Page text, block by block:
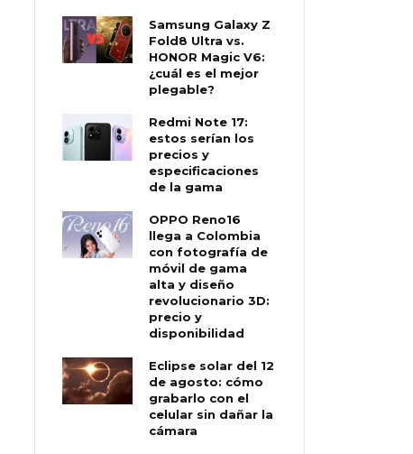
Samsung Galaxy Z
Fold8 Ultra vs.
HONOR Magic V6:
¿cuál es el mejor
plegable?
Redmi Note 17:
estos serían los
precios y
especificaciones
de la gama
OPPO Reno16
llega a Colombia
con fotografía de
móvil de gama
alta y diseño
revolucionario 3D:
precio y
disponibilidad
Eclipse solar del 12
de agosto: cómo
grabarlo con el
celular sin dañar la
cámara